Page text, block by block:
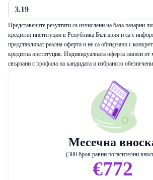
Представените резултати са изчислени на база пазарни
кредитни институции в Република България и са с
представляват реална оферта и не са обвързани с
кредитна институция. Индивидуалната оферта зависи
свързани с профила на кандидата и избраното
Месечна
(300 броя равни погасителни
€772